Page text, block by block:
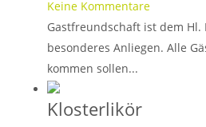
Keine Kommentare
Gastfreundschaft ist dem Hl.
besonderes Anliegen. Alle
kommen sollen...
Klosterlikör